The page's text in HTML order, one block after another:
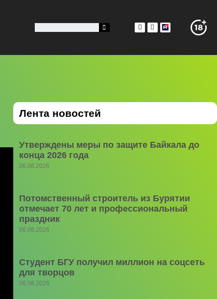
Лента новостей
Утверждены меры по защите Байкала до
конца 2026 года
06.08.2026
Потомственный строитель из Бурятии
отмечает 70 лет и профессиональный
праздник
06.08.2026
Студент БГУ получил миллион на соцсеть
для творцов
06.08.2026